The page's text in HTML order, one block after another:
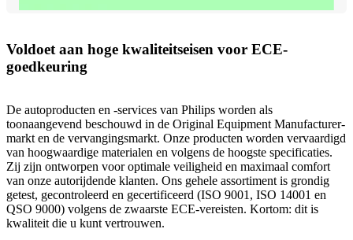
Voldoet aan hoge kwaliteitseisen voor ECE-
goedkeuring
De autoproducten en -services van Philips worden als
toonaangevend beschouwd in de Original Equipment Manufacturer-
markt en de vervangingsmarkt. Onze producten worden vervaardigd
van hoogwaardige materialen en volgens de hoogste specificaties.
Zij zijn ontworpen voor optimale veiligheid en maximaal comfort
van onze autorijdende klanten. Ons gehele assortiment is grondig
getest, gecontroleerd en gecertificeerd (ISO 9001, ISO 14001 en
QSO 9000) volgens de zwaarste ECE-vereisten. Kortom: dit is
kwaliteit die u kunt vertrouwen.